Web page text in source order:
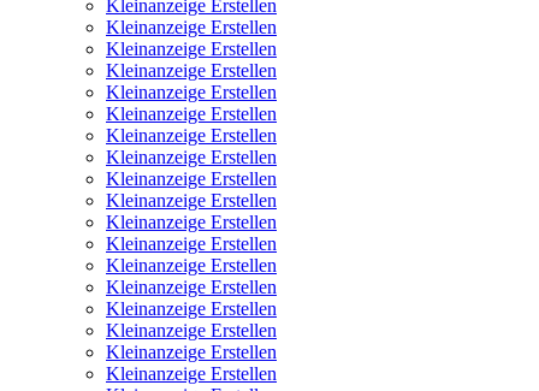
Kleinanzeige Erstellen
Kleinanzeige Erstellen
Kleinanzeige Erstellen
Kleinanzeige Erstellen
Kleinanzeige Erstellen
Kleinanzeige Erstellen
Kleinanzeige Erstellen
Kleinanzeige Erstellen
Kleinanzeige Erstellen
Kleinanzeige Erstellen
Kleinanzeige Erstellen
Kleinanzeige Erstellen
Kleinanzeige Erstellen
Kleinanzeige Erstellen
Kleinanzeige Erstellen
Kleinanzeige Erstellen
Kleinanzeige Erstellen
Kleinanzeige Erstellen